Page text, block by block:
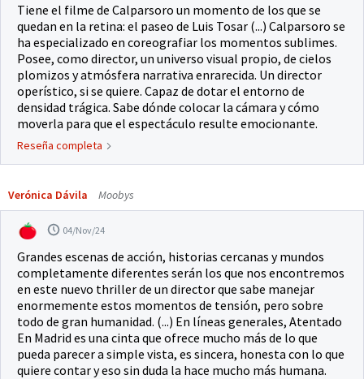
Tiene el filme de Calparsoro un momento de los que se
quedan en la retina: el paseo de Luis Tosar (...) Calparsoro se
ha especializado en coreografiar los momentos sublimes.
Posee, como director, un universo visual propio, de cielos
plomizos y atmósfera narrativa enrarecida. Un director
operístico, si se quiere. Capaz de dotar el entorno de
densidad trágica. Sabe dónde colocar la cámara y cómo
moverla para que el espectáculo resulte emocionante.
Reseña completa
Verónica Dávila Moobys
04/Nov/24
Grandes escenas de acción, historias cercanas y mundos
completamente diferentes serán los que nos encontremos
en este nuevo thriller de un director que sabe manejar
enormemente estos momentos de tensión, pero sobre
todo de gran humanidad. (...) En líneas generales, Atentado
En Madrid es una cinta que ofrece mucho más de lo que
pueda parecer a simple vista, es sincera, honesta con lo que
quiere contar y eso sin duda la hace mucho más humana.